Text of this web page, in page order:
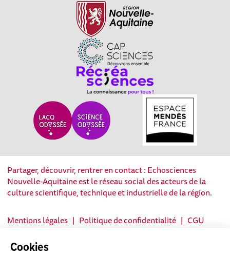
Cookies
Partager, découvrir, rentrer en contact : Echosciences
Nouvelle-Aquitaine est le réseau social des acteurs de la
culture scientifique, technique et industrielle de la région.
Mentions légales | Politique de confidentialité | CGU